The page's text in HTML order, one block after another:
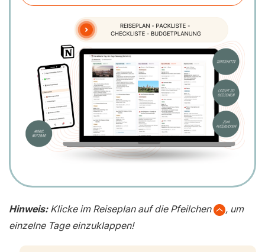
Hinweis: Klicke im Reiseplan auf die Pfeilchen
, um
einzelne Tage einzuklappen!